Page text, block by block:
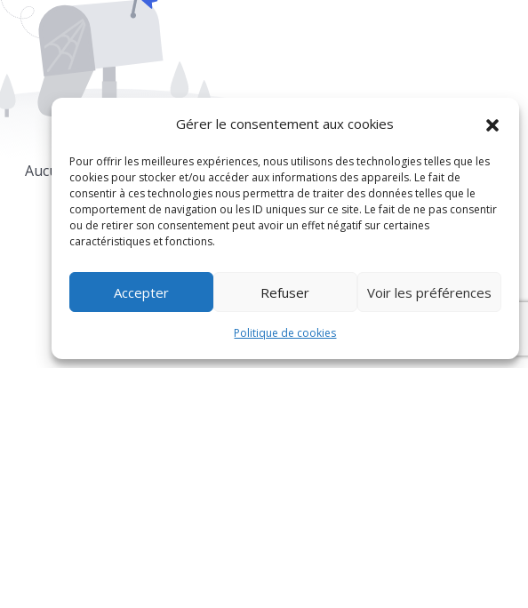
Gérer le consentement aux cookies
Pour offrir les meilleures expériences, nous utilisons des technologies telles que les
cookies pour stocker et/ou accéder aux informations des appareils. Le fait de
consentir à ces technologies nous permettra de traiter des données telles que le
comportement de navigation ou les ID uniques sur ce site. Le fait de ne pas consentir
ou de retirer son consentement peut avoir un effet négatif sur certaines
caractéristiques et fonctions.
Accepter Refuser Voir les préférences
Politique de cookies
Aucun fichier joint trouvé